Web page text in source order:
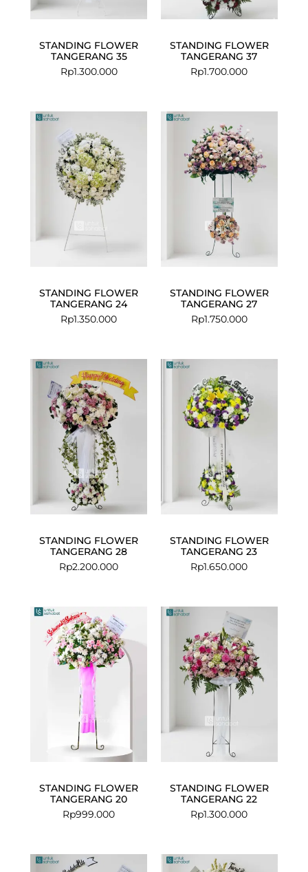
STANDING FLOWER
TANGERANG 35
Rp1.300.000
STANDING FLOWER
TANGERANG 37
Rp1.700.000
STANDING FLOWER
TANGERANG 24
Rp1.350.000
STANDING FLOWER
TANGERANG 27
Rp1.750.000
STANDING FLOWER
TANGERANG 28
Rp2.200.000
STANDING FLOWER
TANGERANG 23
Rp1.650.000
STANDING FLOWER
TANGERANG 20
Rp999.000
STANDING FLOWER
TANGERANG 22
Rp1.300.000